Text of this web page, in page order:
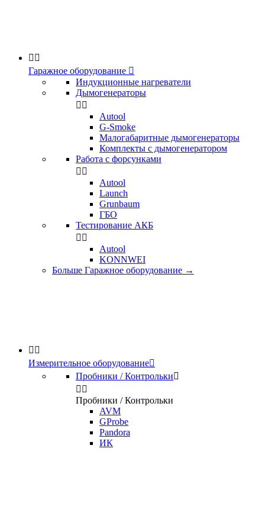
 
Гаражное оборудование 
Индукционные нагреватели
Дымогенераторы
 
Аutool
G-Smoke
Малогабаритные дымогенераторы
Комплекты с дымогенератором
Работа с форсунками
 
Autool
Launch
Grunbaum
ГБО
Тестирование АКБ
 
Autool
KONNWEI
Больше Гаражное оборудование →
 
Измерительное оборудование
Пробники / Контрольки
 
Пробники / Контрольки
AVM
GProbe
Pandora
ИК